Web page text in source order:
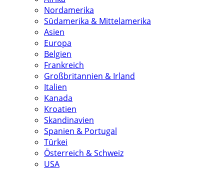
Nordamerika
Südamerika & Mittelamerika
Asien
Europa
Belgien
Frankreich
Großbritannien & Irland
Italien
Kanada
Kroatien
Skandinavien
Spanien & Portugal
Türkei
Österreich & Schweiz
USA